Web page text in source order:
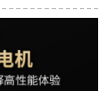
音トレー器材アイボ